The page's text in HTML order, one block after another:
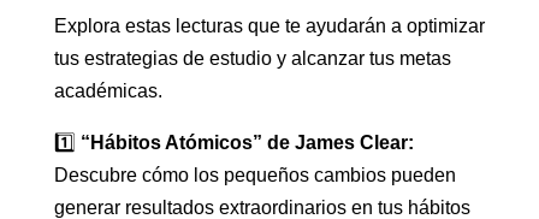
Explora estas lecturas que te ayudarán a optimizar
tus estrategias de estudio y alcanzar tus metas
académicas.
1️⃣ “Hábitos Atómicos” de James Clear:
Descubre cómo los pequeños cambios pueden
generar resultados extraordinarios en tus hábitos